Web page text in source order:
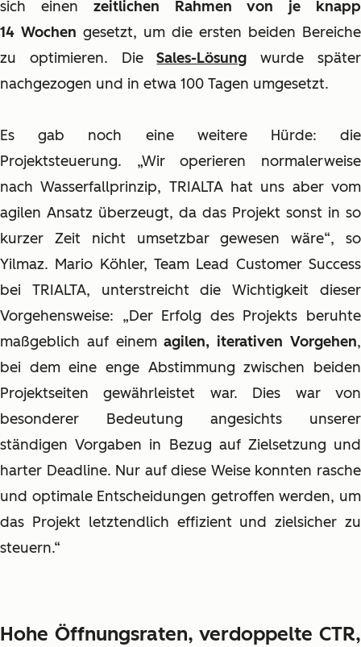
sich einen zeitlichen Rahmen von je knapp
14 Wochen gesetzt, um die ersten beiden Bereiche
zu optimieren. DieSales-Lösung wurde später
nachgezogen und in etwa 100 Tagen umgesetzt.
Es gab noch eine weitere Hürde: die
Projektsteuerung. „Wir operieren normalerweise
nach Wasserfallprinzip, TRIALTA hat uns aber vom
agilen Ansatz überzeugt, da das Projekt sonst in so
kurzer Zeit nicht umsetzbar gewesen wäre“, so
Yilmaz. Mario Köhler, Team Lead Customer Success
bei TRIALTA, unterstreicht die Wichtigkeit dieser
Vorgehensweise: „Der Erfolg des Projekts beruhte
maßgeblich auf einemagilen, iterativen Vorgehen,
bei dem eine enge Abstimmung zwischen beiden
Projektseiten gewährleistet war. Dies war von
besonderer Bedeutung angesichts unserer
ständigen Vorgaben in Bezug auf Zielsetzung und
harter Deadline. Nur auf diese Weise konnten rasche
und optimale Entscheidungen getroffen werden, um
das Projekt letztendlich effizient und zielsicher zu
steuern.“
Hohe Öffnungsraten, verdoppelte CTR,